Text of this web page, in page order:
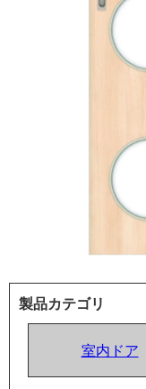
製品カテゴリ
室内ドア